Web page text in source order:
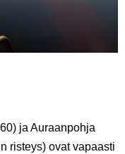
ja Auraanpohja
risteys) ovat vapaasti